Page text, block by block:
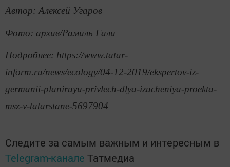
Автор: Алексей Угаров
Фото: архив/Рамиль Гали
Подробнее: https://www.tatar-
inform.ru/news/ecology/04-12-2019/ekspertov-iz-
germanii-planiruyu-privlech-dlya-izucheniya-proekta-
msz-v-tatarstane-5697904
Следите за самым важным и интересным в
Telegram-канале Татмедиа